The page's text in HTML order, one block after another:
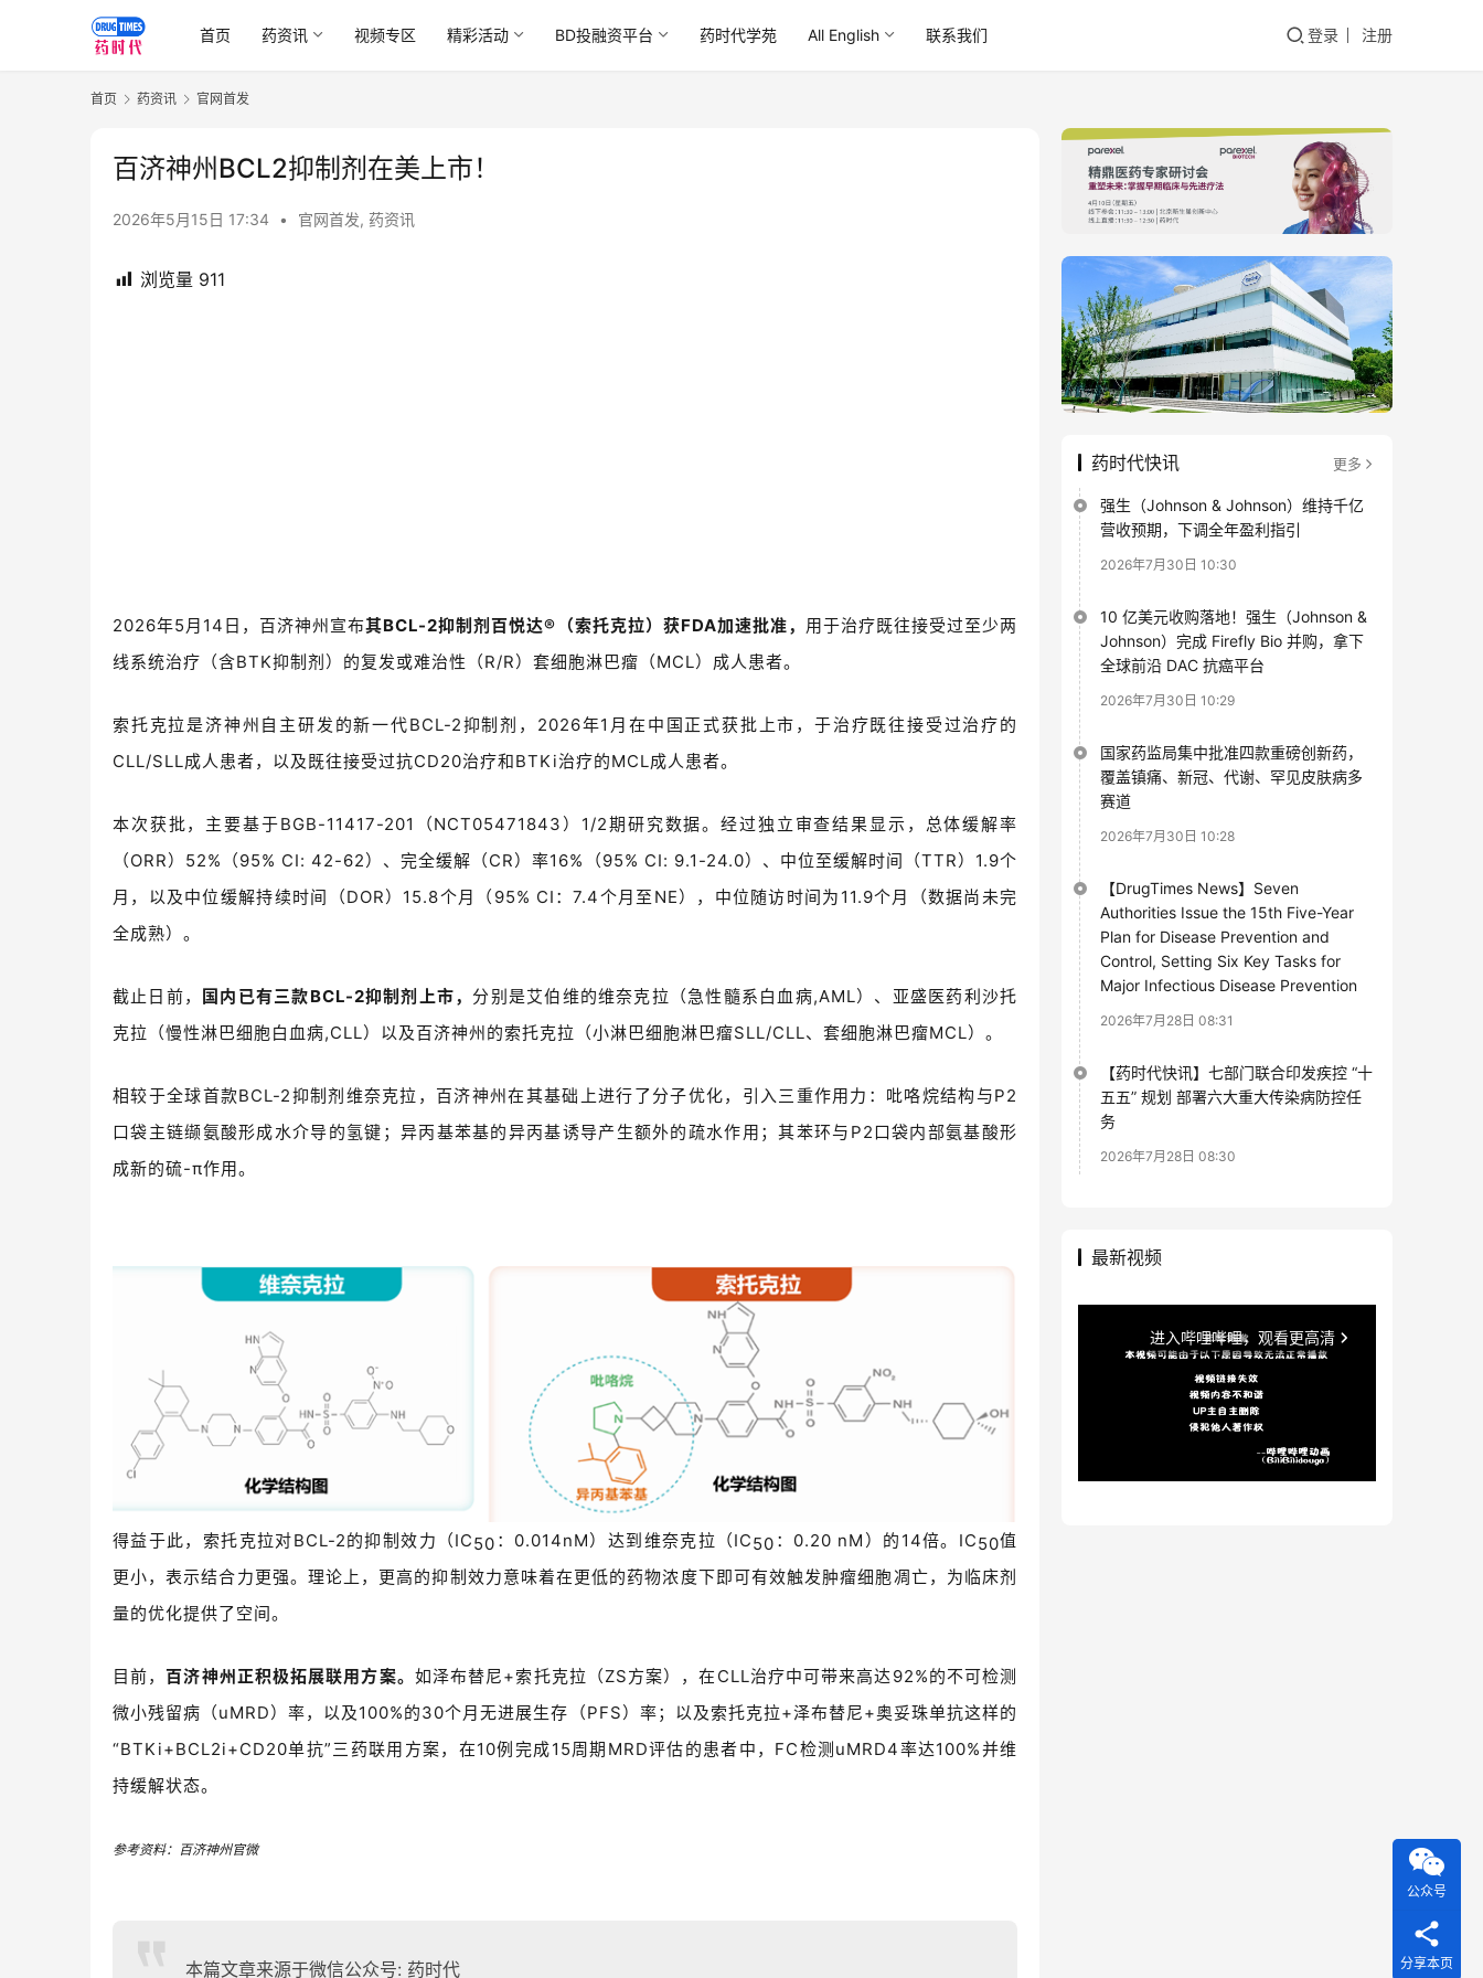
首页 药资讯 视频专区 精彩活动 BD投融资平台 药时代学苑 All English 联系我们 登录 注册
首页 药资讯 官网首发
百济神州BCL2抑制剂在美上市！
2026年5月15日 17:34 • 官网首发, 药资讯
浏览量 911
2026年5月14日，百济神州宣布其BCL-2抑制剂百悦达® （索托克拉）获FDA加速批准， 用于治疗既往接受过至少两
线系统治疗（含BTK抑制剂）的复发或难治性（R/R）套细胞淋巴瘤（MCL）成人患者。
索托克拉是济神州自主研发的新一代BCL-2抑制剂，2026年1月在中国正式获批上市，于治疗既往接受过治疗的
CLL/SLL成人患者，以及既往接受过抗CD20治疗和BTKi治疗的MCL成人患者。
本次获批，主要基于BGB-11417-201（NCT05471843）1/2期研究数据。经过独立审查结果显示，总体缓解率
（ORR）52%（95% CI: 42-62）、完全缓解（CR）率16%（95% CI: 9.1-24.0）、中位至缓解时间（TTR）1.9个
月，以及中位缓解持续时间（DOR）15.8个月（95% CI：7.4个月至NE），中位随访时间为11.9个月（数据尚未完
全成熟）。
截止日前， 国内已有三款BCL-2抑制剂上市，分别是艾伯维的维奈克拉（急性髓系白血病,AML）、亚盛医药利沙托
克拉（慢性淋巴细胞白血病,CLL）以及百济神州的索托克拉（小淋巴细胞淋巴瘤SLL/CLL、套细胞淋巴瘤MCL）。
相较于全球首款BCL-2抑制剂 维奈克拉，百济神州在其基础上进行了分子优化， 引入三重作用力： 吡咯烷结构与P2
口袋主链缬氨酸形成水介导的氢键；异丙基苯基的异丙基诱导产生额外的疏水作用；其苯环与 P2 口袋内部氨基酸形
成新的硫-π作用。
得益于此， 索托克拉对BCL-2的抑制效力（IC50 ： 0.014nM）达到维奈克拉（IC50 ： 0.20 nM ）的 14倍。 IC50值
更小，表示结合力更强。理论上，更高的抑制效力意味着在更低的药物浓度下即可有效触发肿瘤细胞凋亡，为临床剂
量的优化提供了空间。
目前，百济神州正积极拓展联用方案。 如泽布替尼+索托克拉（ZS方案），在 CLL治疗中可带来高达92%的不可检测
微小残留病（uMRD）率，以及100%的30个月无进展生存（PFS）率；以及索托克拉+泽布替尼+奥妥珠单抗这样的
“BTKi+BCL2i+CD20单抗”三药联用方案， 在10例完成15周期 MRD评估的患者中， FC检测 uMRD4率达100%并维
持缓解状态。
参考资料：百济神州官微
本篇文章来源于微信公众号: 药时代
药时代快讯 更多
强生（Johnson & Johnson）维持千亿
营收预期，下调全年盈利指引
2026年7月30日 10:30
10 亿美元收购落地！强生（Johnson &
Johnson）完成 Firefly Bio 并购，拿下
全球前沿 DAC 抗癌平台
2026年7月30日 10:29
国家药监局集中批准四款重磅创新药，
覆盖镇痛、新冠、代谢、罕见皮肤病多
赛道
2026年7月30日 10:28
【DrugTimes News】Seven
Authorities Issue the 15th Five-Year
Plan for Disease Prevention and
Control, Setting Six Key Tasks for
Major Infectious Disease Prevention
2026年7月28日 08:31
【药时代快讯】七部门联合印发疾控 “十
五五” 规划 部署六大重大传染病防控任
务
2026年7月28日 08:30
最新视频
公众号
分享本页